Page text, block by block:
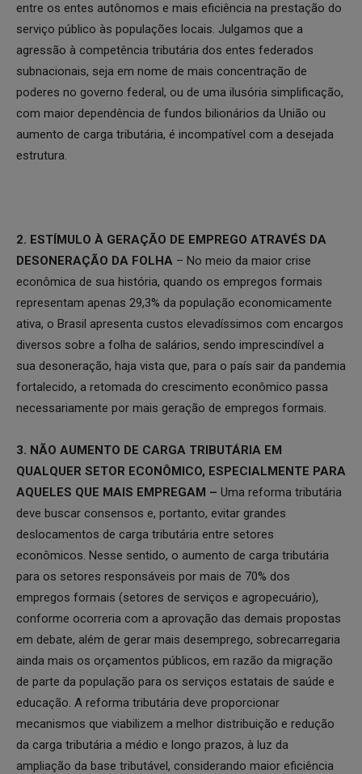
entre os entes autônomos e mais eficiência na prestação do
serviço público às populações locais. Julgamos que a
agressão à competência tributária dos entes federados
subnacionais, seja em nome de mais concentração de
poderes no governo federal, ou de uma ilusória simplificação,
com maior dependência de fundos bilionários da União ou
aumento de carga tributária, é incompatível com a desejada
estrutura.
2. ESTÍMULO À GERAÇÃO DE EMPREGO ATRAVÉS DA
DESONERAÇÃO DA FOLHA – No meio da maior crise
econômica de sua história, quando os empregos formais
representam apenas 29,3% da população economicamente
ativa, o Brasil apresenta custos elevadíssimos com encargos
diversos sobre a folha de salários, sendo imprescindível a
sua desoneração, haja vista que, para o país sair da pandemia
fortalecido, a retomada do crescimento econômico passa
necessariamente por mais geração de empregos formais.
3. NÃO AUMENTO DE CARGA TRIBUTÁRIA EM
QUALQUER SETOR ECONÔMICO, ESPECIALMENTE PARA
AQUELES QUE MAIS EMPREGAM – Uma reforma tributária
deve buscar consensos e, portanto, evitar grandes
deslocamentos de carga tributária entre setores
econômicos. Nesse sentido, o aumento de carga tributária
para os setores responsáveis por mais de 70% dos
empregos formais (setores de serviços e agropecuário),
conforme ocorreria com a aprovação das demais propostas
em debate, além de gerar mais desemprego, sobrecarregaria
ainda mais os orçamentos públicos, em razão da migração
de parte da população para os serviços estatais de saúde e
educação. A reforma tributária deve proporcionar
mecanismos que viabilizem a melhor distribuição e redução
da carga tributária a médio e longo prazos, à luz da
ampliação da base tributável, considerando maior eficiência